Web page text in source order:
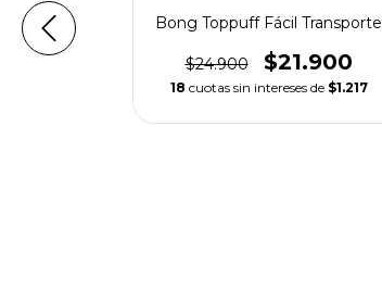
Bong Toppuff Fácil Transporte
$24.900 $21.900
18 cuotas sin intereses de $1.217